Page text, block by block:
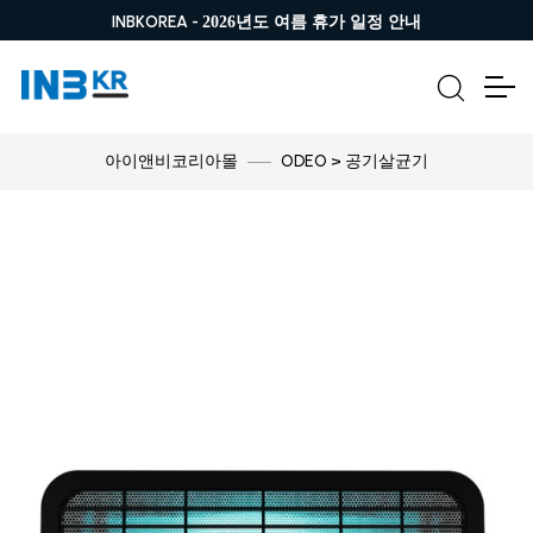
INBKOREA - 2026년도 여름 휴가 일정 안내
아이앤비코리아몰 ODEO > 공기살균기